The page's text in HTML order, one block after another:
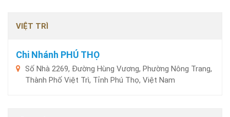
VIỆT TRÌ
Chi Nhánh PHÚ THỌ
Số Nhà 2269, Đường Hùng Vương, Phường Nông Trang,
Thành Phố Việt Trì, Tỉnh Phú Thọ, Việt Nam